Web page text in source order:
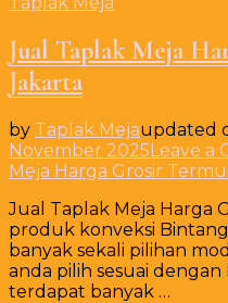
Jual Taplak Meja
Jakarta
by Taplak Mejaupdated
November 2025Leave a
Meja Harga Grosir
Jual Taplak Meja Harga
produk konveksi
banyak sekali pilihan
anda pilih sesuai
terdapat banyak …